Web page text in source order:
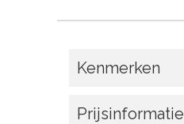
Kenmerken
Prijsinformatie